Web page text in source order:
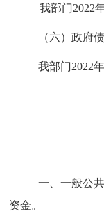
我部门2022
（六）政府
我部门2022
一、一般公
资金。